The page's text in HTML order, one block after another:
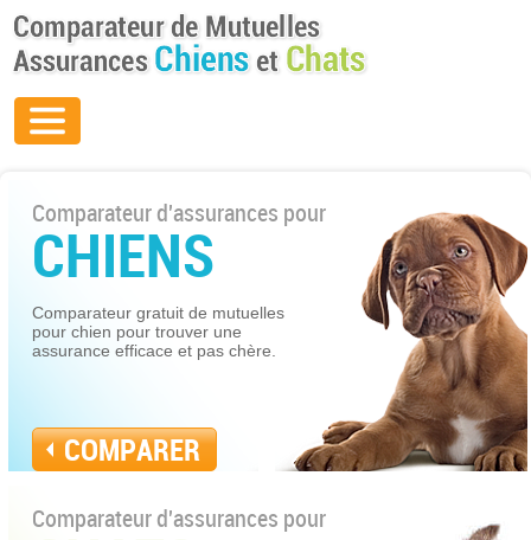
Comparateur d'assurances pour
CHIENS
Comparateur gratuit de mutuelles
pour chien pour trouver une
assurance efficace et pas chère.
COMPARER
Comparateur d'assurances pour